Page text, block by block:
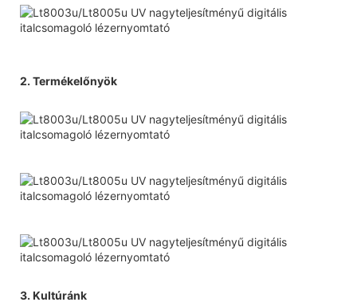
2. Termékelőnyök
3. Kultúránk